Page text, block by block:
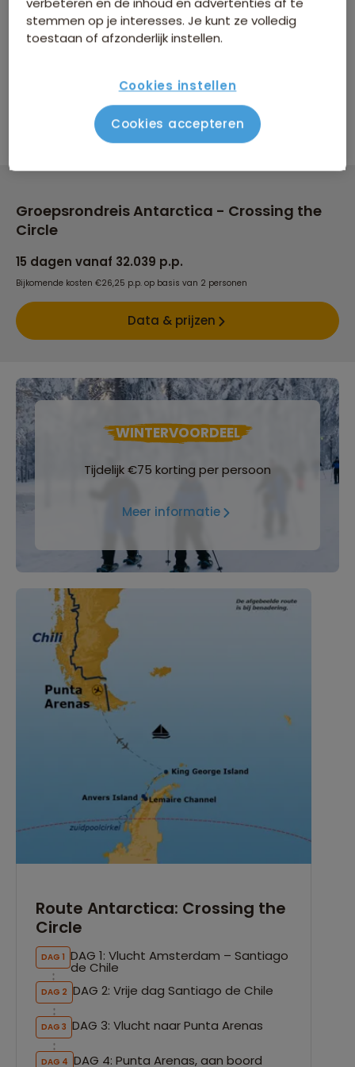
Comfort van de overnachtingen
Groepsgrootte
Maximaal 25 personen
Groepsrondreis Antarctica - Crossing the
Circle
15 dagen vanaf 32.039 p.p.
Bijkomende kosten €26,25 p.p. op basis van 2 personen
Data & prijzen
WINTERVOORDEEL
Tijdelijk €75 korting per persoon
Meer informatie
Route Antarctica: Crossing the
Circle
DAG 1 DAG 1: Vlucht Amsterdam – Santiago
de Chile
DAG 2 DAG 2: Vrije dag Santiago de Chile
DAG 3 DAG 3: Vlucht naar Punta Arenas
DAG 4 DAG 4: Punta Arenas, aan boord
stemmen op je interesses. Je kunt ze volledig
toestaan of afzonderlijk instellen.
Cookies instellen
Cookies accepteren